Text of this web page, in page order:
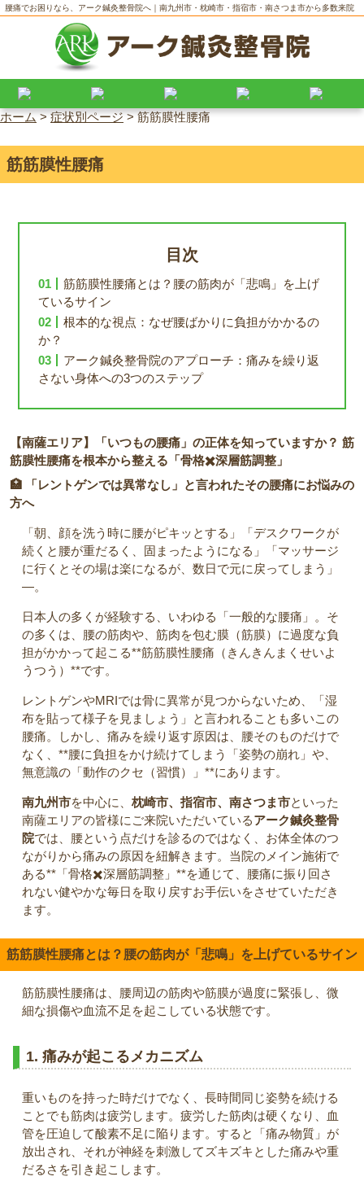
腰痛でお困りなら、アーク鍼灸整骨院へ｜南九州市・枕崎市・指宿市・南さつま市から多数来院
ホーム>症状別ページ>筋筋膜性腰痛
筋筋膜性腰痛
目次
筋筋膜性腰痛とは？腰の筋肉が「悲鳴」を上げ
ているサイン
根本的な視点：なぜ腰ばかりに負担がかかるの
か？
アーク鍼灸整骨院のアプローチ：痛みを繰り返
さない身体への3つのステップ
【南薩エリア】「いつもの腰痛」の正体を知っていますか？ 筋
筋膜性腰痛を根本から整える「骨格✖️深層筋調整」
🏥 「レントゲンでは異常なし」と言われたその腰痛にお悩みの
方へ
「朝、顔を洗う時に腰がピキッとする」「デスクワークが
続くと腰が重だるく、固まったようになる」「マッサージ
に行くとその場は楽になるが、数日で元に戻ってしまう」
—。
日本人の多くが経験する、いわゆる「一般的な腰痛」。そ
の多くは、腰の筋肉や、筋肉を包む膜（筋膜）に過度な負
担がかかって起こる**筋筋膜性腰痛（きんきんまくせいよ
うつう）**です。
レントゲンやMRIでは骨に異常が見つからないため、「湿
布を貼って様子を見ましょう」と言われることも多いこの
腰痛。しかし、痛みを繰り返す原因は、腰そのものだけで
なく、**腰に負担をかけ続けてしまう「姿勢の崩れ」や、
無意識の「動作のクセ（習慣）」**にあります。
南九州市を中心に、 枕崎市、指宿市、南さつま市といった
南薩エリアの皆様にご来院いただいているアーク鍼灸整骨
院では、腰という点だけを診るのではなく、お体全体のつ
ながりから痛みの原因を紐解きます。当院のメイン施術で
ある**「骨格✖️深層筋調整」**を通じて、腰痛に振り回さ
れない健やかな毎日を取り戻すお手伝いをさせていただき
ます。
筋筋膜性腰痛とは？腰の筋肉が「悲鳴」を上げているサイン
筋筋膜性腰痛は、腰周辺の筋肉や筋膜が過度に緊張し、微
細な損傷や血流不足を起こしている状態です。
1. 痛みが起こるメカニズム
重いものを持った時だけでなく、長時間同じ姿勢を続ける
ことでも筋肉は疲労します。疲労した筋肉は硬くなり、血
管を圧迫して酸素不足に陥ります。すると「痛み物質」が
放出され、それが神経を刺激してズキズキとした痛みや重
だるさを引き起こします。